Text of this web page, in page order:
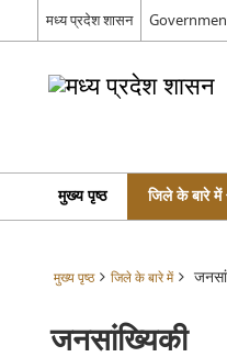
मध्य प्रदेश शासन
मुख्य पृष्ठ जिले के बारे में
मुख्य पृष्ठ जिले के बारे में
जनसांख्यिकी